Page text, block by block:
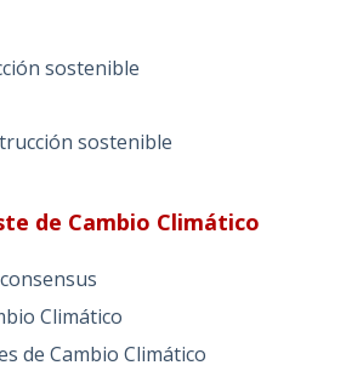
sostenible
sostenible
de Cambio Climático
Climático
de Cambio Climático